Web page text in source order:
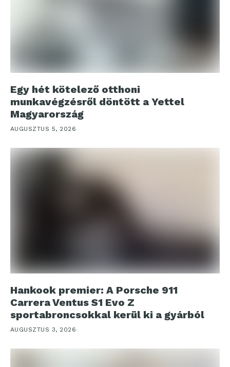
Egy hét kötelező otthoni
munkavégzésről döntött a Yettel
Magyarország
AUGUSZTUS 5, 2026
Hankook premier: A Porsche 911
Carrera Ventus S1 Evo Z
sportabroncsokkal kerül ki a gyárból
AUGUSZTUS 3, 2026